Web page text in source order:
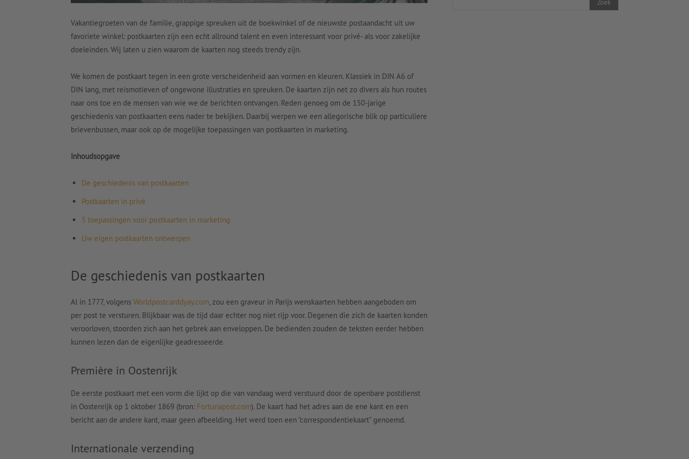
Vakantiegroeten van de familie, grappige spreuken uit de boekwinkel of de nieuwste postaandacht uit uw
favoriete winkel: postkaarten zijn een echt allround talent en even interessant voor privé- als voor zakelijke
doeleinden. Wij laten u zien waarom de kaarten nog steeds trendy zijn.
We komen de postkaart tegen in een grote verscheidenheid aan vormen en kleuren. Klassiek in DIN A6 of
DIN lang, met reismotieven of ongewone illustraties en spreuken. De kaarten zijn net zo divers als hun routes
naar ons toe en de mensen van wie we de berichten ontvangen. Reden genoeg om de 150-jarige
geschiedenis van postkaarten eens nader te bekijken. Daarbij werpen we een allegorische blik op particuliere
brievenbussen, maar ook op de mogelijke toepassingen van postkaarten in marketing.
Inhoudsopgave
De geschiedenis van postkaarten
Postkaarten in privé
5 toepassingen voor postkaarten in marketing
Uw eigen postkaarten ontwerpen
De geschiedenis van postkaarten
Al in 1777, volgens Worldpostcarddyay.com, zou een graveur in Parijs wenskaarten hebben aangeboden om
per post te versturen. Blijkbaar was de tijd daar echter nog niet rijp voor. Degenen die zich de kaarten konden
veroorloven, stoorden zich aan het gebrek aan enveloppen. De bedienden zouden de teksten eerder hebben
kunnen lezen dan de eigenlijke geadresseerde.
Première in Oostenrijk
De eerste postkaart met een vorm die lijkt op die van vandaag werd verstuurd door de openbare postdienst
in Oostenrijk op 1 oktober 1869 (bron: Fortunapost.com). De kaart had het adres aan de ene kant en een
bericht aan de andere kant, maar geen afbeelding. Het werd toen een “correspondentiekaart” genoemd.
Internationale verzending